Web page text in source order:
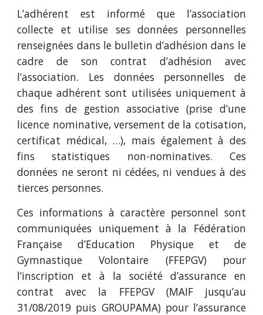
L’adhérent est informé que l’association
collecte et utilise ses données personnelles
renseignées dans le bulletin d’adhésion dans le
cadre de son contrat d’adhésion avec
l’association. Les données personnelles de
chaque adhérent sont utilisées uniquement à
des fins de gestion associative (prise d’une
licence nominative, versement de la cotisation,
certificat médical, …), mais également à des
fins statistiques non-nominatives. Ces
données ne seront ni cédées, ni vendues à des
tierces personnes.
Ces informations à caractère personnel sont
communiquées uniquement à la Fédération
Française d’Education Physique et de
Gymnastique Volontaire (FFEPGV) pour
l’inscription et à la société d’assurance en
contrat avec la FFEPGV (MAIF jusqu’au
31/08/2019 puis GROUPAMA) pour l’assurance